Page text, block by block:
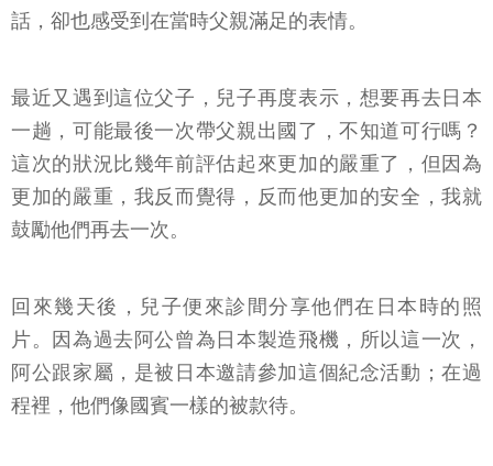
話，卻也感受到在當時父親滿足的表情。
最近又遇到這位父子，兒子再度表示，想要再去日本
一趟，可能最後一次帶父親出國了，不知道可行嗎？
這次的狀況比幾年前評估起來更加的嚴重了，但因為
更加的嚴重，我反而覺得，反而他更加的安全，我就
鼓勵他們再去一次。
回來幾天後，兒子便來診間分享他們在日本時的照
片。因為過去阿公曾為日本製造飛機，所以這一次，
阿公跟家屬，是被日本邀請參加這個紀念活動；在過
程裡，他們像國賓一樣的被款待。